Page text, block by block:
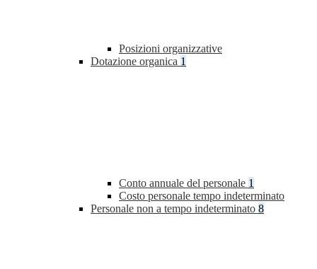
Posizioni organizzative
Dotazione organica 1
Conto annuale del personale 1
Costo personale tempo indeterminato
Personale non a tempo indeterminato 8